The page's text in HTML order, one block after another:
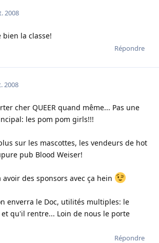
2008
bien la classe!
Répondre
2008
cher QUEER quand même... Pas une
les pom pom girls!!!
sur les mascottes, les vendeurs de hot
pub Blood Weiser!
des sponsors avec ça hein
enverra le Doc, utilités multiples: le
qu'il rentre... Loin de nous le porte
Répondre